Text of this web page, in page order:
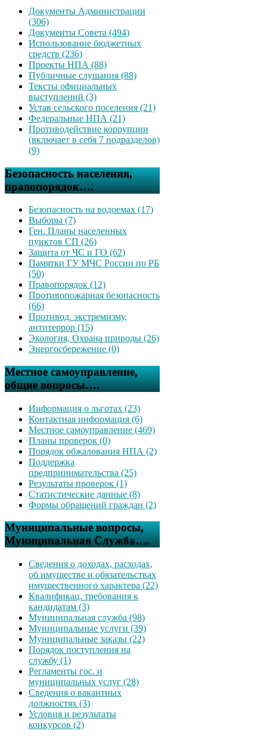
Документы Администрации
(306)
Документы Совета (494)
Использование бюджетных
средств (236)
Проекты НПА (88)
Публичные слушания (88)
Тексты официальных
выступлений (3)
Устав сельского поселения (21)
Федеральные НПА (21)
Противодействие коррупции
(включает в себя 7 подразделов)
(9)
Безопасность населения,
правопорядок….
Безопасность на водоемах (17)
Выборы (7)
Ген. Планы населенных
пунктов СП (26)
Защита от ЧС и ГО (62)
Памятки ГУ МЧС России по РБ
(50)
Правопорядок (12)
Противопожарная безопасность
(66)
Противод. экстремизму,
антитеррор (15)
Экология, Охрана природы (26)
Энергосбережение (0)
Местное самоуправление,
общие вопросы….
Информация о льготах (23)
Контактная информация (6)
Местное самоуправление (469)
Планы проверок (0)
Порядок обжалования НПА (2)
Поддержка
предпринимательства (25)
Результаты проверок (1)
Статистические данные (8)
Формы обращений граждан (2)
Муниципальные вопросы,
Муниципальная Служба….
Сведения о доходах, расходах,
об имуществе и обязательствах
имущественного характера (22)
Квалификац. требования к
кандидатам (3)
Муниципальная служба (98)
Муниципальные услуги (39)
Муниципальные заказы (22)
Порядок поступления на
службу (1)
Регламенты гос. и
муниципальных услуг (28)
Сведения о вакантных
должностях (3)
Условия и результаты
конкурсов (2)